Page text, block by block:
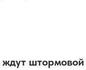
штормовой